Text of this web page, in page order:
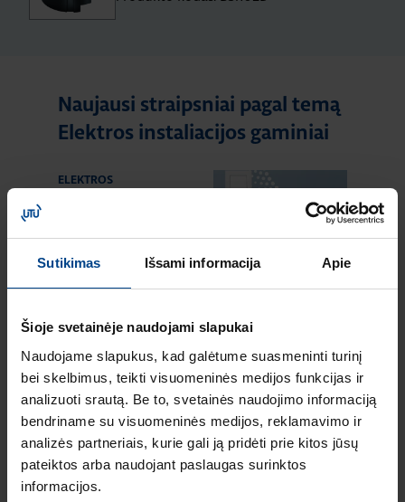
Sutikimas Išsami informacija Apie
Šioje svetainėje naudojami slapukai
Naudojame slapukus, kad galėtume suasmeninti turinį
bei skelbimus, teikti visuomeninės medijos funkcijas ir
analizuoti srautą. Be to, svetainės naudojimo informaciją
bendriname su visuomeninės medijos, reklamavimo ir
analizės partneriais, kurie gali ją pridėti prie kitos jūsų
pateiktos arba naudojant paslaugas surinktos
informacijos.
Naujausi straipsniai pagal temą
Elektros instaliacijos gaminiai
ELEKTROS
18.2.2026
Skaitymo laikas: 2
intense – kainos ir
kokybės standartas
Europoje
ELEKTROS
INSTALIACIJOS
GAMINIAI
16.12.2025
Skaitymo laikas: 1 min
Naujas HAGER